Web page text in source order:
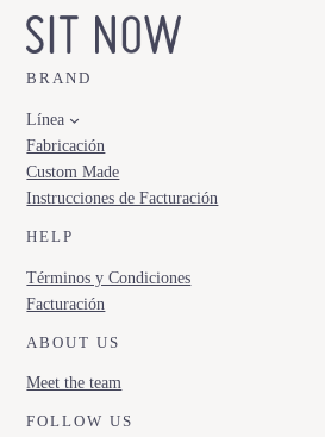
BRAND
Línea
Fabricación
Custom Made
Instrucciones de Facturación
HELP
Términos y Condiciones
Facturación
ABOUT US
Meet the team
FOLLOW US